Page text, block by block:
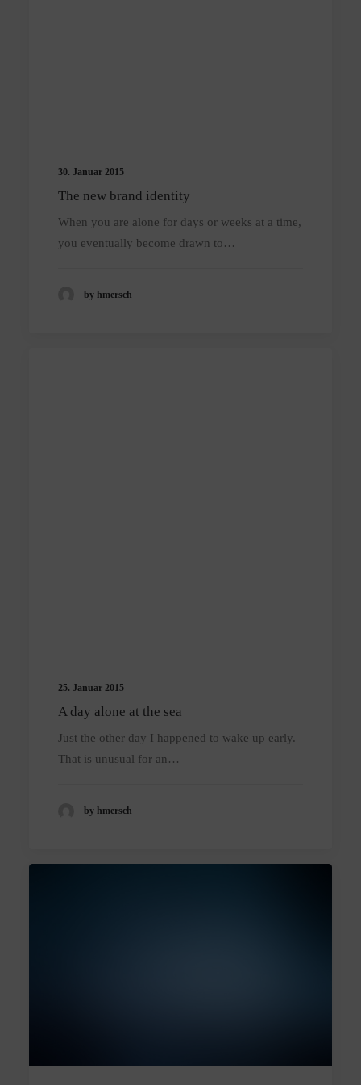
30. Januar 2015
The new brand identity
When you are alone for days or weeks at a time,
you eventually become drawn to…
by hmersch
25. Januar 2015
A day alone at the sea
Just the other day I happened to wake up early.
That is unusual for an…
by hmersch